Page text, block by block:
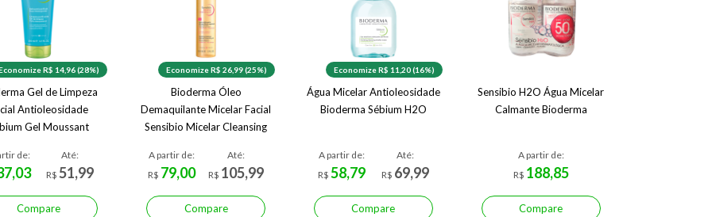
R$ 14,96 (28%)
Gel de Limpeza
Antioleosidade
Gel Moussant
de:
Até:
R$51,99
Compare
Economize R$ 26,99 (25%)
Bioderma Óleo
Demaquilante Micelar Facial
Sensibio Micelar Cleansing
A partir de:
R$ 79,00
Até:
R$ 105,99
Compare
Economize R$ 11,20 (16%)
Água Micelar Antioleosidade
Bioderma Sébium H2O
A partir de:
R$58,79
Até:
R$ 69,99
Compare
Sensibio H2O Água Micelar
Calmante Bioderma
A partir de:
R$ 188,85
Compare